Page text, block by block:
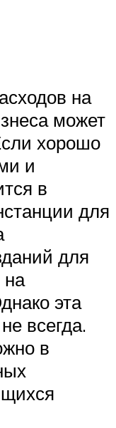
на
может
хорошо
и
в
для
для
на
эта
всегда.
в